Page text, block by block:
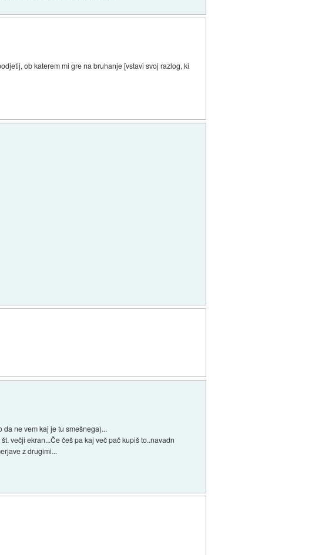
ob katerem mi gre na bruhanje [vstavi svoj razlog, ki
ne vem kaj je tu smešnega)...
večji ekran...Če češ pa kaj več pač kupiš to..navadn
z drugimi...